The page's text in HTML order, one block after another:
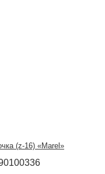
(z-16) «Marel»